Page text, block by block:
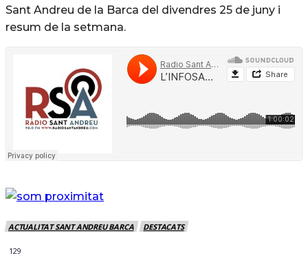
Sant Andreu de la Barca del divendres 25 de juny i
resum de la setmana.
ACTUALITAT SANT ANDREU BARCA DESTACATS
129